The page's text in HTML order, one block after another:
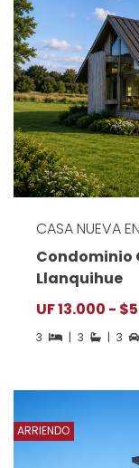
CASA NUEVA
Condominio
Llanquihue
UF 13.000 -
3 | 3 | 3
ARRIENDO